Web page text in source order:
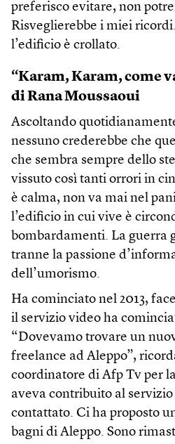
preferisco evitare, non
Risveglierebbe i miei
l’edificio è crollato.
“Karam, Karam, come
di Rana Moussaoui
Ascoltando
nessuno crederebbe che
che sembra sempre dello
vissuto così tanti orrori in
è calma, non va mai nel
l’edificio in cui vive è
bombardamenti. La guerra
tranne la passione
dell’umorismo.
Ha cominciato nel 2013,
il servizio video ha
“Dovevamo trovare un
freelance ad Aleppo”,
coordinatore di Afp Tv per
aveva contribuito al
contattato. Ci ha proposto
bagni di Aleppo. Sono